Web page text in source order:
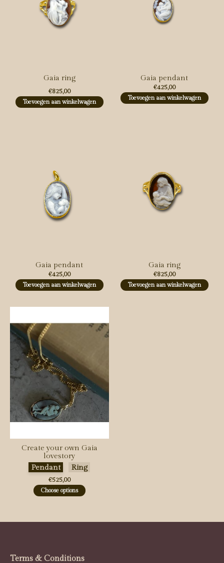
Gaia ring
€825,00
Toevoegen aan winkelwagen
Gaia pendant
€425,00
Toevoegen aan winkelwagen
Gaia pendant
€425,00
Toevoegen aan winkelwagen
Gaia ring
€825,00
Toevoegen aan winkelwagen
Create your own Gaia
lovestory
Maak een keuze:*
Pendant Ring
€525,00
Choose options
Terms & Conditions